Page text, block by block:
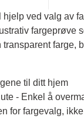
ved valg av
fargeprøve
transparent farge,
til ditt hjem
- Enkel å
for fargevalg,